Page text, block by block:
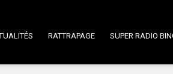
RATTRAPAGE SUPER RADIO